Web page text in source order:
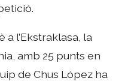
a l’Ekstraklasa, la
amb 25 punts en
de Chus López ha